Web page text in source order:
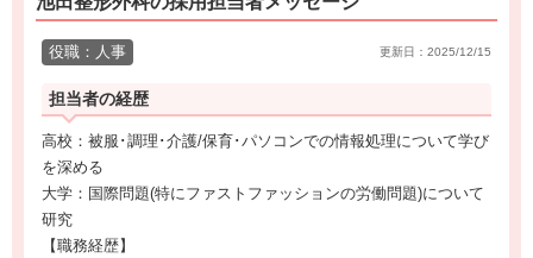
役職：人事 更新日：2025/12/15
担当者の経歴
高校：被服･調理･介護/保育･パソコンでの情報処理について学び
を深める
大学：国際問題(特にファストファッションの労働問題)について
研究
【職務経歴】